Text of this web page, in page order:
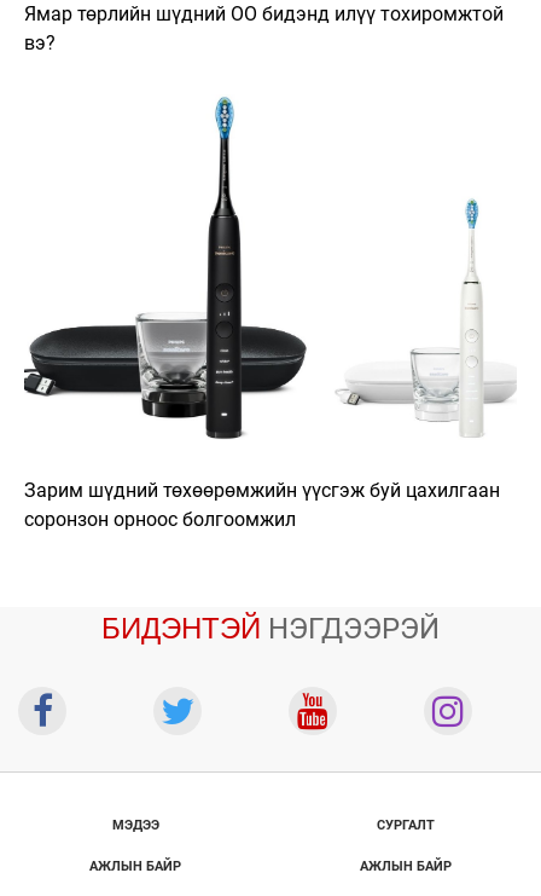
Ямар төрлийн шүдний ОО бидэнд илүү тохиромжтой
вэ?
Зарим шүдний төхөөрөмжийн үүсгэж буй цахилгаан
соронзон орноос болгоомжил
БИДЭНТЭЙ НЭГДЭЭРЭЙ
МЭДЭЭ
АЖЛЫН БАЙР
СУРГАЛТ
АЖЛЫН БАЙР